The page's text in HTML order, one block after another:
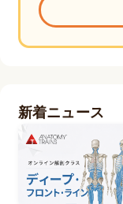
新着ニュース